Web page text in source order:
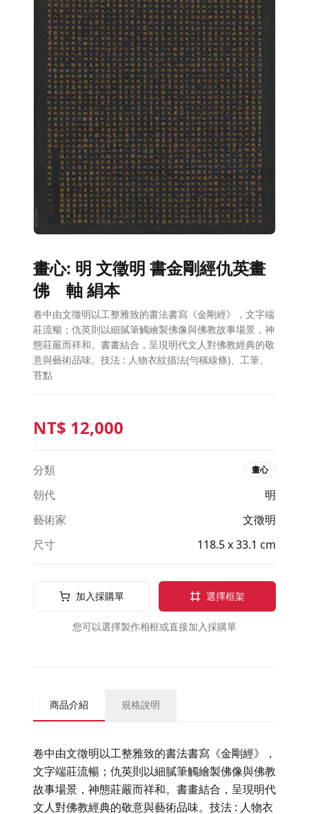
畫心: 明 文徵明 書金剛經仇英畫
佛 軸 絹本
卷中由文徵明以工整雅致的書法書寫《金剛經》，文字端
莊流暢；仇英則以細膩筆觸繪製佛像與佛教故事場景，神
態莊嚴而祥和。書畫結合，呈現明代文人對佛教經典的敬
意與藝術品味。技法 : 人物衣紋描法(勻稱線條)、工筆、
苔點
NT$ 12,000
分類 畫心
朝代
明
藝術家
文徵明
尺寸
118.5 x 33.1 cm
加入採購單 選擇框架
您可以選擇製作相框或直接加入採購單
商品介紹 規格說明
卷中由文徵明以工整雅致的書法書寫《金剛經》，
文字端莊流暢；仇英則以細膩筆觸繪製佛像與佛教
故事場景，神態莊嚴而祥和。書畫結合，呈現明代
文人對佛教經典的敬意與藝術品味。技法 : 人物衣